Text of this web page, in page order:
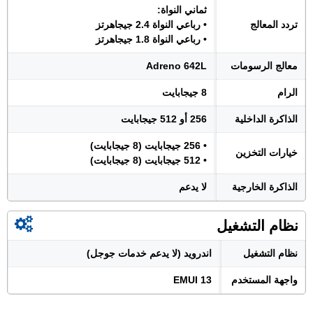
تردد المعالج
ثماني النواة:
• رباعي النواة 2.4 جيجاهرتز
• رباعي النواة 1.8 جيجاهرتز
معالج الرسومات Adreno 642L
الرام 8 جيجابايت
الذاكرة الداخلية 256 أو 512 جيجابايت
خيارات التخزين
• 256 جيجابايت (8 جيجابايت)
• 512 جيجابايت (8 جيجابايت)
الذاكرة الخارجية لا يدعم
نظام التشغيل
نظام التشغيل اندرويد (لا يدعم خدمات جوجل)
واجهة المستخدم EMUI 13